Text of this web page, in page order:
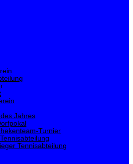
Jahres
Turnier
Tennisabteilung